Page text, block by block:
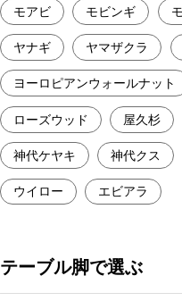
モアビ モビンギ
ヤナギ ヤマザクラ
ヨーロピアンウォールナット
ローズウッド 屋久杉
神代ケヤキ 神代クス
ウイロー エビアラ
テーブル脚で選ぶ